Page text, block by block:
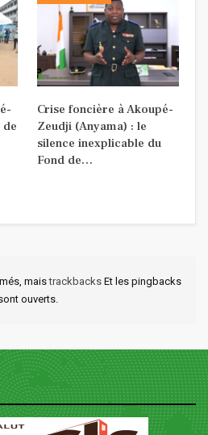
Crise foncière à Akoupé-
Zeudji (Anyama) : le
silence inexplicable du
Fond de…
maistrackbacks Et les pingbacks
ouverts.